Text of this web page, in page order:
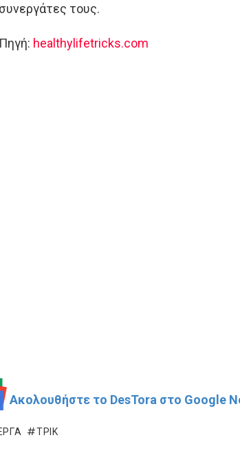
συνεργάτες τους.
Πηγή: healthylifetricks.com
Ακολουθήστε το DesTora στο Google
ΤΡΊΚ